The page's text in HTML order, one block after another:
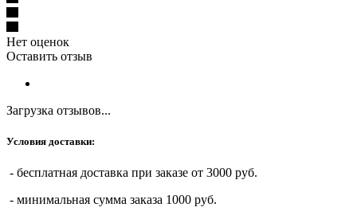
Нет оценок
Оставить отзыв
Загрузка отзывов...
Условия доставки:
- бесплатная доставка при заказе от 3000 руб.
- минимальная сумма заказа 1000 руб.